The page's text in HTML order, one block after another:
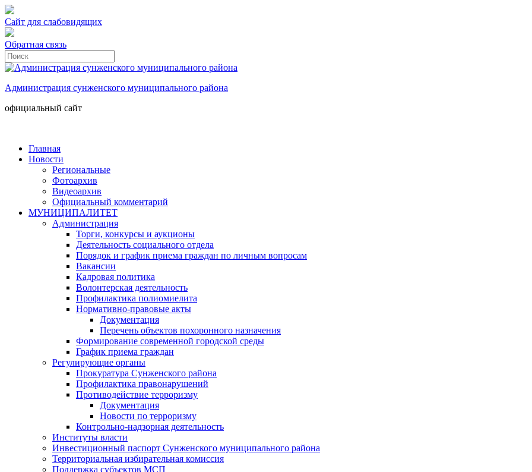
Сайт для слабовидящих
Обратная связь
Администрация сунженского муниципального района
официальный сайт
Главная
Новости
Региональные
Фотоархив
Видеоархив
Официальный комментарий
МУНИЦИПАЛИТЕТ
Администрация
Торги, конкурсы и аукционы
Деятельность социального отдела
Порядок и график приема граждан по личным вопросам
Вакансии
Кадровая политика
Волонтерская деятельность
Профилактика полиомиелита
Нормативно-правовые акты
Документация
Перечень объектов похоронного назначения
Формирование современной городской среды
График приема граждан
Регулирующие органы
Прокуратура Сунженского района
Профилактика правонарушений
Противодействие терроризму
Документация
Новости по терроризму
Контрольно-надзорная деятельность
Институты власти
Инвестиционный паспорт Сунженского муниципального района
Территориальная избирательная комиссия
Поддержка субъектов МСП